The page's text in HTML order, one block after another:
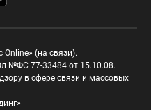
Online» (на связи).
№ФС 77-33484 от 15.10.08.
в сфере связи и массовых